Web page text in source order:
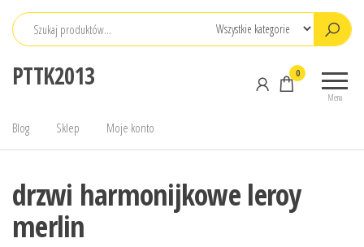
Przejdź
PTTK2013
Menu
0
Blog Sklep Moje konto
drzwi harmonijkowe leroy
merlin